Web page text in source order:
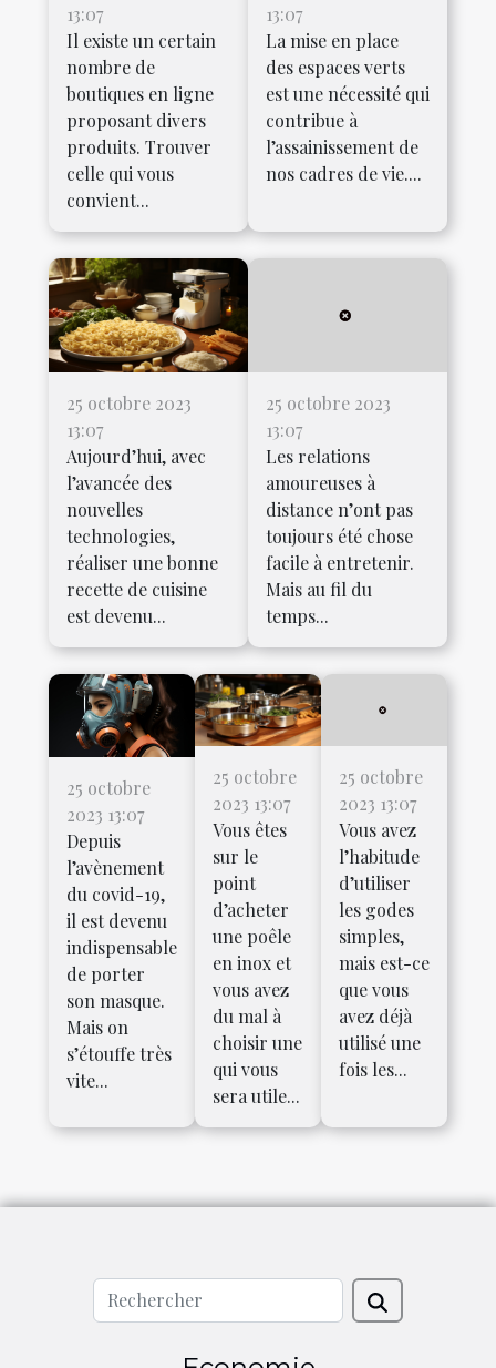
13:07
Il existe un certain
nombre de
boutiques en ligne
proposant divers
produits. Trouver
celle qui vous
convient...
13:07
La mise en place
des espaces verts
est une nécessité qui
contribue à
l’assainissement de
nos cadres de vie....
25 octobre 2023
13:07
Aujourd’hui, avec
l’avancée des
nouvelles
technologies,
réaliser une bonne
recette de cuisine
est devenu...
25 octobre 2023
13:07
Les relations
amoureuses à
distance n’ont pas
toujours été chose
facile à entretenir.
Mais au fil du
temps...
25 octobre
2023 13:07
Depuis
l’avènement
du covid-19,
il est devenu
indispensable
de porter
son masque.
Mais on
s’étouffe très
vite...
25 octobre
2023 13:07
Vous êtes
sur le
point
d’acheter
une poêle
en inox et
vous avez
du mal à
choisir une
qui vous
sera utile...
25 octobre
2023 13:07
Vous avez
l’habitude
d’utiliser
les godes
simples,
mais est-ce
que vous
avez déjà
utilisé une
fois les...